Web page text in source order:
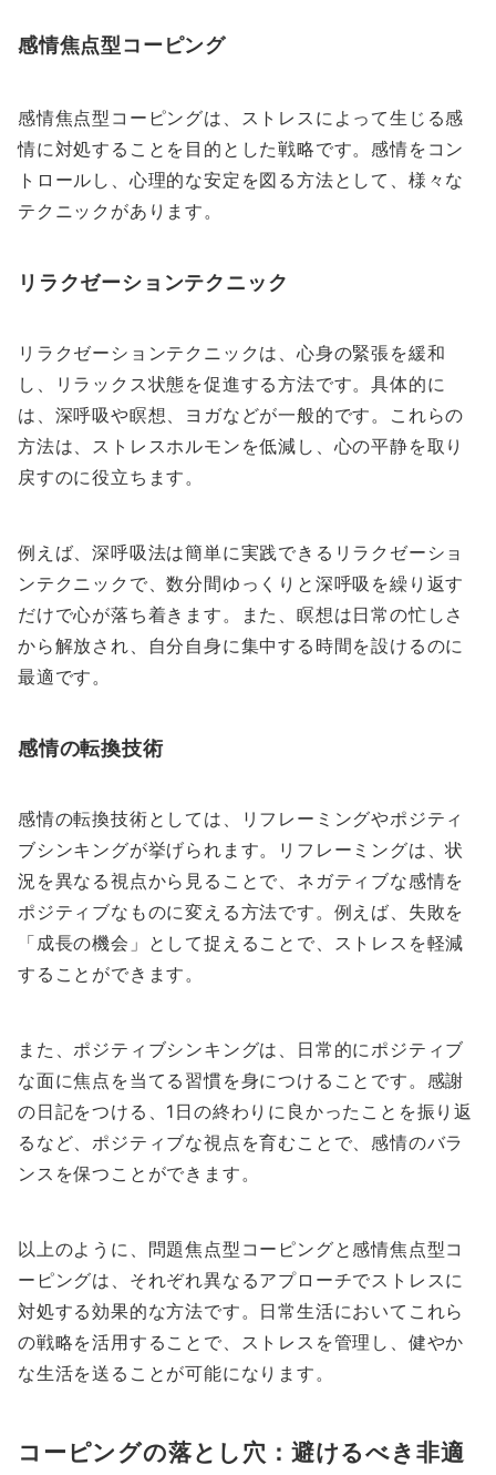
感情焦点型コーピング
感情焦点型コーピングは、ストレスによって生じる感
情に対処することを目的とした戦略です。感情をコン
トロールし、心理的な安定を図る方法として、様々な
テクニックがあります。
リラクゼーションテクニック
リラクゼーションテクニックは、心身の緊張を緩和
し、リラックス状態を促進する方法です。具体的に
は、深呼吸や瞑想、ヨガなどが一般的です。これらの
方法は、ストレスホルモンを低減し、心の平静を取り
戻すのに役立ちます。
例えば、深呼吸法は簡単に実践できるリラクゼーショ
ンテクニックで、数分間ゆっくりと深呼吸を繰り返す
だけで心が落ち着きます。また、瞑想は日常の忙しさ
から解放され、自分自身に集中する時間を設けるのに
最適です。
感情の転換技術
感情の転換技術としては、リフレーミングやポジティ
ブシンキングが挙げられます。リフレーミングは、状
況を異なる視点から見ることで、ネガティブな感情を
ポジティブなものに変える方法です。例えば、失敗を
「成長の機会」として捉えることで、ストレスを軽減
することができます。
また、ポジティブシンキングは、日常的にポジティブ
な面に焦点を当てる習慣を身につけることです。感謝
の日記をつける、1日の終わりに良かったことを振り返
るなど、ポジティブな視点を育むことで、感情のバラ
ンスを保つことができます。
以上のように、問題焦点型コーピングと感情焦点型コ
ーピングは、それぞれ異なるアプローチでストレスに
対処する効果的な方法です。日常生活においてこれら
の戦略を活用することで、ストレスを管理し、健やか
な生活を送ることが可能になります。
コーピングの落とし穴：避けるべき非適